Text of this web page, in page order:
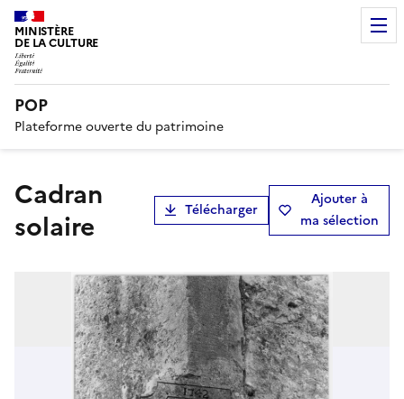
MINISTÈRE
DE LA CULTURE
POP
Plateforme ouverte du patrimoine
cadran
solaire
Télécharger
Ajouter à
ma sélection